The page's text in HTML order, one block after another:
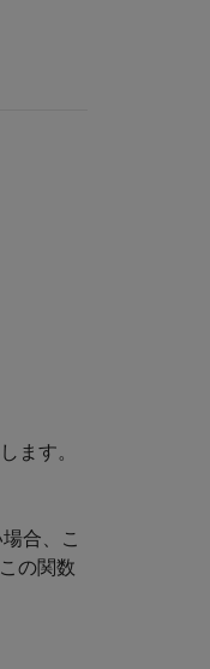
ます。
合、こ
の関数